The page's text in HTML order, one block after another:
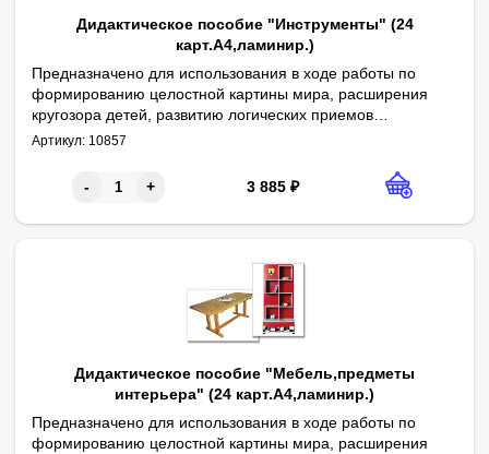
Дидактическое пособие "Инструменты" (24
карт.А4,ламинир.)
Предназначено для использования в ходе работы по
формированию целостной картины мира, расширения
кругозора детей, развитию логических приемов
мышления, обогащению и активизации словаря.
ламинированных пленкой. Сопровождается
методическими рекомендациями.
Авторы: О. В. Печенкина, В. В. Кожевникова
Артикул: 10857
- + 3 885 ₽
Дидактическое пособие "Мебель,предметы
интерьера" (24 карт.А4,ламинир.)
Предназначено для использования в ходе работы по
формированию целостной картины мира, расширения